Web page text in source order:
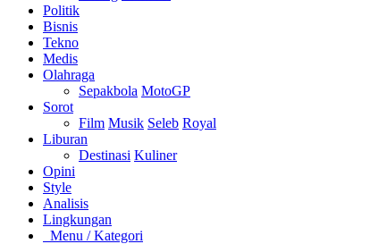
Politik
Bisnis
Tekno
Medis
Olahraga
Sepakbola MotoGP
Sorot
Film Musik Seleb Royal
Liburan
Destinasi Kuliner
Opini
Style
Analisis
Lingkungan
Menu / Kategori